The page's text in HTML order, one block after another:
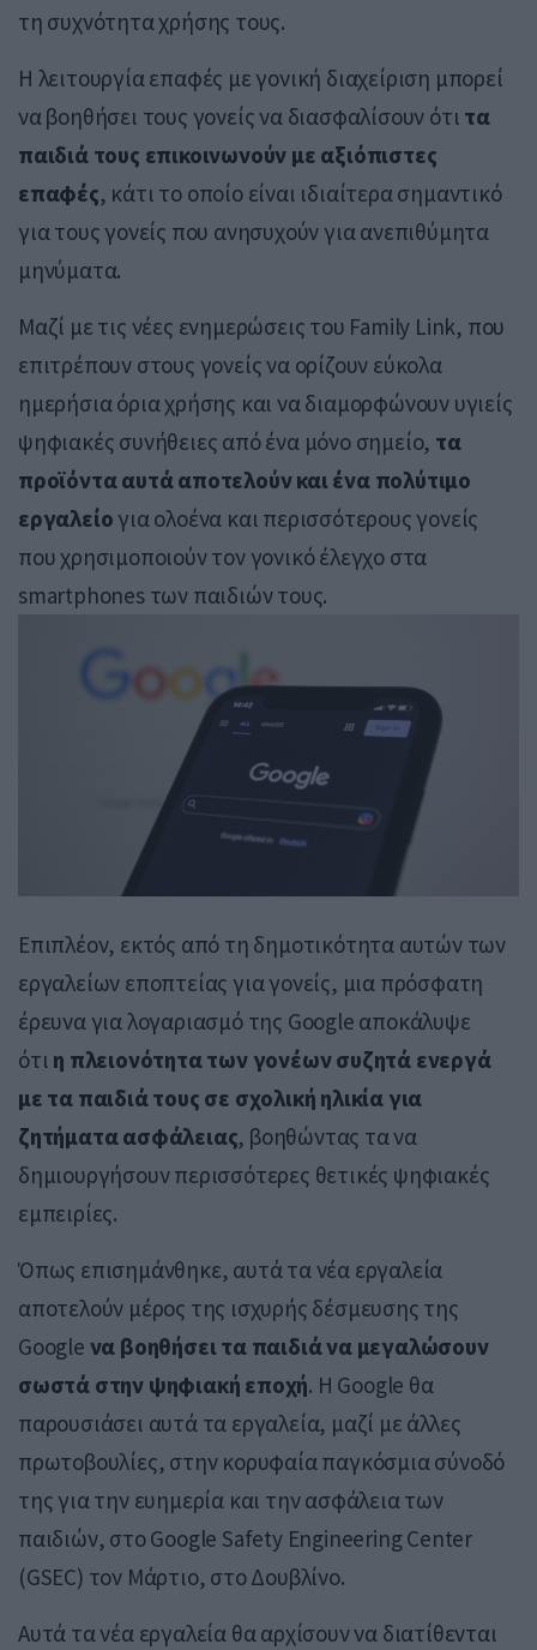
τη συχνότητα χρήσης τους.
Η λειτουργία επαφές με γονική διαχείριση μπορεί
να βοηθήσει τους γονείς να διασφαλίσουν ότι τα
παιδιά τους επικοινωνούν με αξιόπιστες
επαφές, κάτι το οποίο είναι ιδιαίτερα σημαντικό
για τους γονείς που ανησυχούν για ανεπιθύμητα
μηνύματα.
Μαζί με τις νέες ενημερώσεις του Family Link, που
επιτρέπουν στους γονείς να ορίζουν εύκολα
ημερήσια όρια χρήσης και να διαμορφώνουν υγιείς
ψηφιακές συνήθειες από ένα μόνο σημείο, τα
προϊόντα αυτά αποτελούν και ένα πολύτιμο
εργαλείογια ολοένα και περισσότερους γονείς
που χρησιμοποιούν τον γονικό έλεγχο στα
smartphones των παιδιών τους.
Επιπλέον, εκτός από τη δημοτικότητα αυτών των
εργαλείων εποπτείας για γονείς, μια πρόσφατη
έρευνα για λογαριασμό της Google αποκάλυψε
ότι η πλειονότητα των γονέων συζητά ενεργά
με τα παιδιά τους σε σχολική ηλικία για
ζητήματα ασφάλειας, βοηθώντας τα να
δημιουργήσουν περισσότερες θετικές ψηφιακές
εμπειρίες.
Όπως επισημάνθηκε, αυτά τα νέα εργαλεία
αποτελούν μέρος της ισχυρής δέσμευσης της
Google να βοηθήσει τα παιδιά να μεγαλώσουν
σωστά στην ψηφιακή εποχή. Η Google θα
παρουσιάσει αυτά τα εργαλεία, μαζί με άλλες
πρωτοβουλίες, στην κορυφαία παγκόσμια σύνοδό
της για την ευημερία και την ασφάλεια των
παιδιών, στο Google Safety Engineering Center
(GSEC) τον Μάρτιο, στο Δουβλίνο.
Αυτά τα νέα εργαλεία θα αρχίσουν να διατίθενται